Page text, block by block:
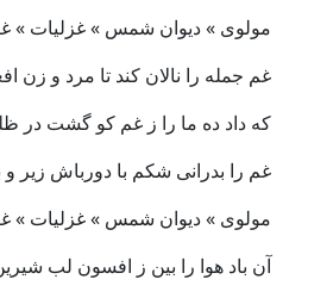
مولوی » دیوان شمس » غزلیات »
غم جمله را نالان کند تا مرد و زن
که داد ده ما را ز غم کو گشت در
غم را بدرانی شکم با دورباش زیر و
مولوی » دیوان شمس » غزلیات »
آن باد هوا را بین ز افسون لب